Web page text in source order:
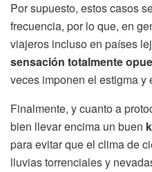
Por supuesto, estos casos
frecuencia, por lo que, en
viajeros incluso en países
sensación totalmente
veces imponen el estigma y
Finalmente, y cuanto a
bien llevar encima un buen
para evitar que el clima de
lluvias torrenciales y